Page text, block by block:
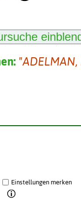
"ADELMAN,
Einstellungen merken